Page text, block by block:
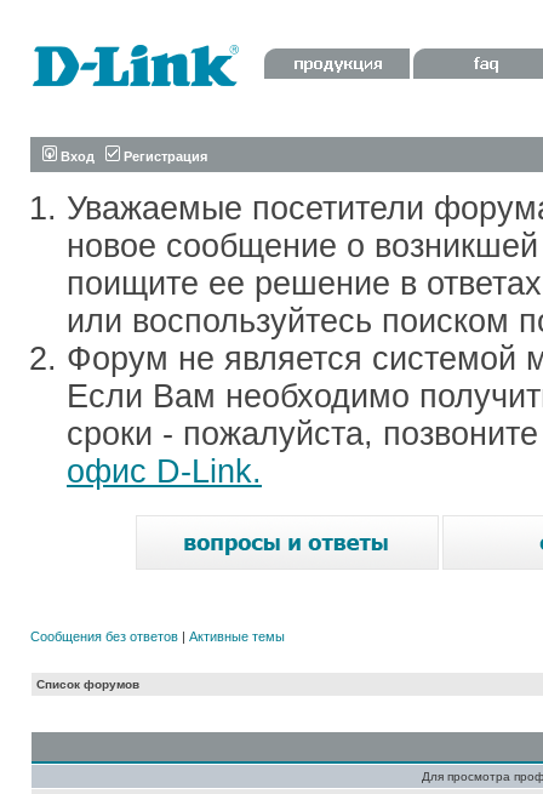
Вход Регистрация
Уважаемые посетители
новое сообщение о
поищите ее решение в
или воспользуйтесь поиском
Форум не является системой
Если Вам необходимо
сроки - пожалуйста,
офис D-Link.
Сообщения без ответов | Активные темы
Список форумов
Для просмотра